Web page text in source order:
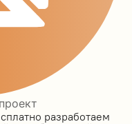
разработаем